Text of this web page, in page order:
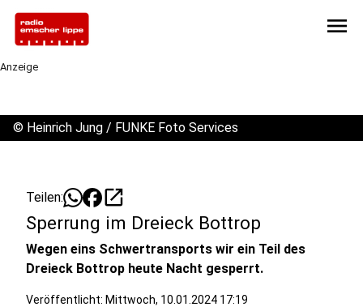
menu
Anzeige
© Heinrich Jung / FUNKE Foto Services
Teilen: open_in_new
Sperrung im Dreieck Bottrop
Wegen eins Schwertransports wir ein Teil des
Dreieck Bottrop heute Nacht gesperrt.
Veröffentlicht: Mittwoch, 10.01.2024 17:19